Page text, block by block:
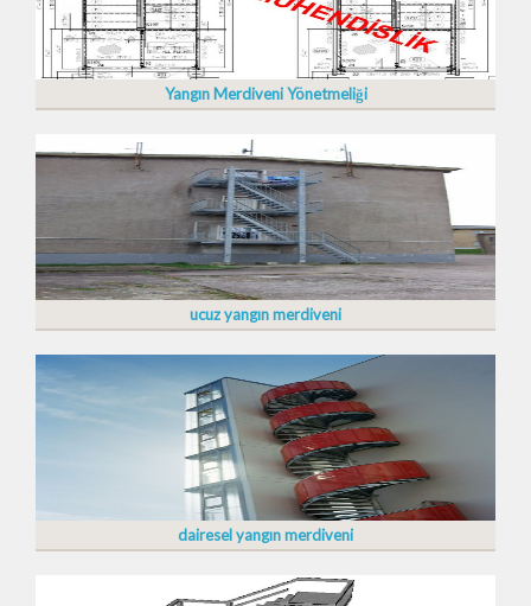
Yangın Merdiveni Yönetmeliği
ucuz yangın merdiveni
dairesel yangın merdiveni